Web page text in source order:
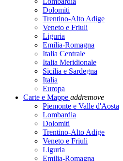
Dolomiti
Trentino-Alto Adige
Veneto e Friuli
Liguria
Emilia-Romagna
Italia Centrale
Italia Meridionale
Sicilia e Sardegna
Italia
Europa
Carte e Mappe addremove
Piemonte e Valle d'Aosta
Lombardia
Dolomiti
Trentino-Alto Adige
Veneto e Friuli
Liguria
Emilia-Romagna